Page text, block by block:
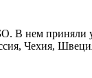
нем приняли
Чехия,